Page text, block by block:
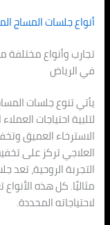
أنواع جلسات المساج
في الرياض
لتلبية احتياجات
الاسترخاء العميق
العلاجي تركز على
التجربة الروحية، تعد
مثاليًا. كل هذه
لاحتياجاته المحددة.